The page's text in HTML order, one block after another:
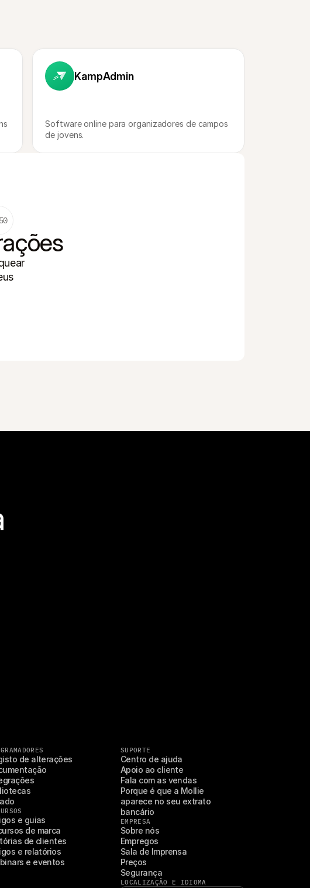
KampAdmin
Software online para organizadores de campos
de jovens.
de alterações
e guias
de marca
de clientes
e relatórios
e eventos
SUPORTE
Centro de ajuda
Apoio ao cliente
Fala com as vendas
Porque é que a Mollie
aparece no seu extrato
bancário
EMPRESA
Sobre nós
Empregos
Sala de Imprensa
Preços
Segurança
LOCALIZAÇÃO E IDIOMA